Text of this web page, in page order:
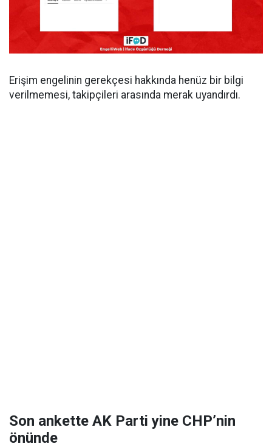
Erişim engelinin gerekçesi hakkında henüz bir bilgi
verilmemesi, takipçileri arasında merak uyandırdı.
Son ankette AK Parti yine CHP’nin
önünde